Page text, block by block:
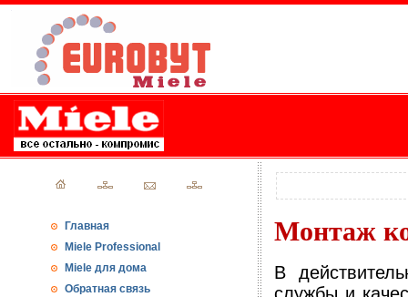
Главная
Miele Professional
Miele для дома
Обратная связь
Монтаж
В